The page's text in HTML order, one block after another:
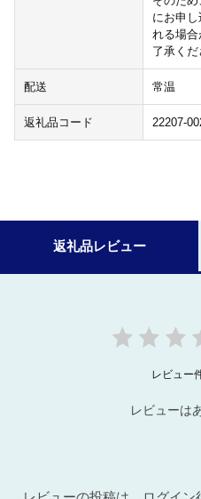
にお申
れる場
了承くだ
配送 常温
返礼品コード 22207-
返礼品レビュー
レビュー
レビューは